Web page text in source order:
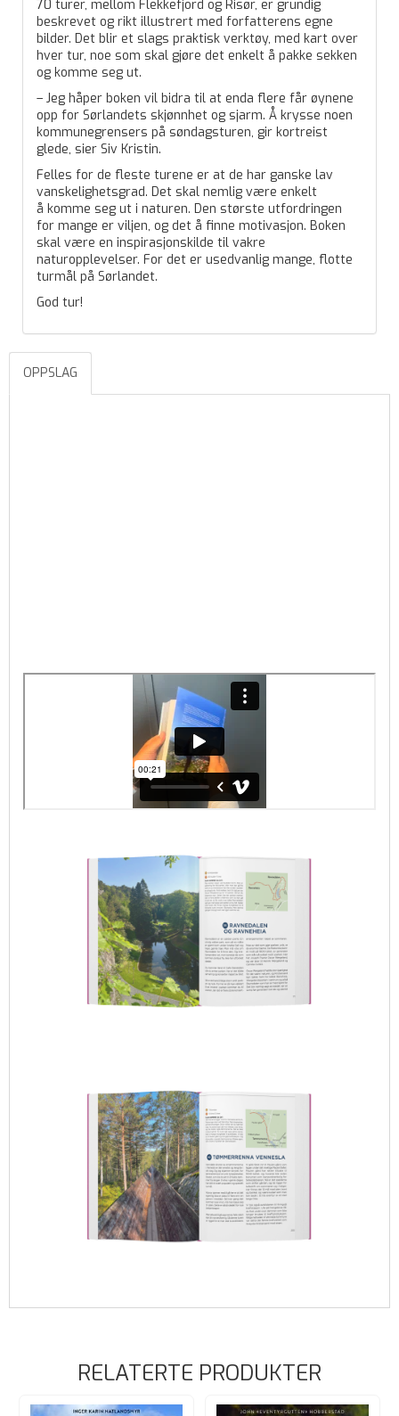
70 turer, mellom Flekkefjord og Risør, er grundig
beskrevet og rikt illustrert med forfatterens egne
bilder. Det blir et slags praktisk verktøy, med kart over
hver tur, noe som skal gjøre det enkelt å pakke sekken
og komme seg ut.
– Jeg håper boken vil bidra til at enda flere får øynene
opp for Sørlandets skjønnhet og sjarm. Å krysse noen
kommunegrensers på søndagsturen, gir kortreist
glede, sier Siv Kristin.
Felles for de fleste turene er at de har ganske lav
vanskelighetsgrad. Det skal nemlig være enkelt
å komme seg ut i naturen. Den største utfordringen
for mange er viljen, og det å finne motivasjon. Boken
skal være en inspirasjonskilde til vakre
naturopplevelser. For det er usedvanlig mange, flotte
turmål på Sørlandet.
God tur!
OPPSLAG
RELATERTE PRODUKTER